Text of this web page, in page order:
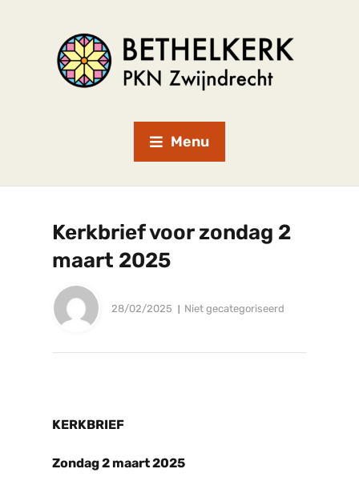
Menu
Kerkbrief voor zondag 2
maart 2025
28/02/2025 Niet gecategoriseerd
KERKBRIEF
Zondag 2 maart 2025